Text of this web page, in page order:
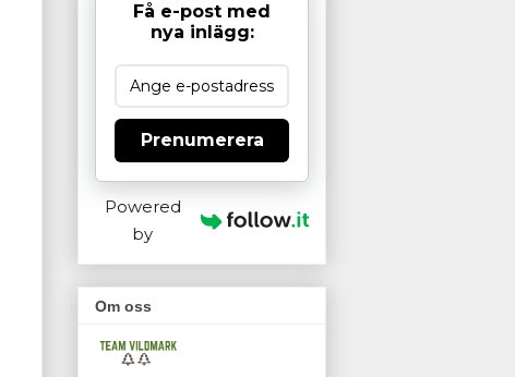
Få e-post med
nya inlägg:
Prenumerera
Powered
by
Om oss